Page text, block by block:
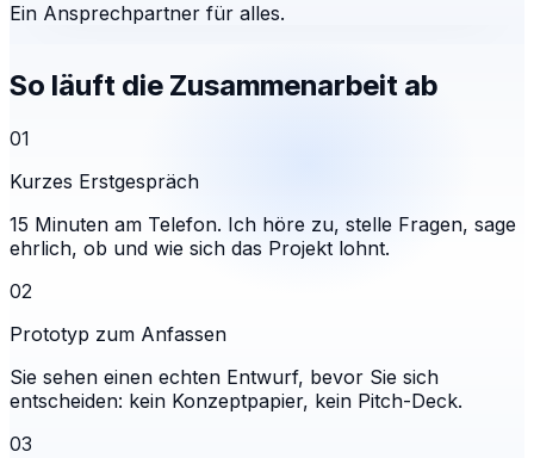
Ein Ansprechpartner für alles.
So läuft die Zusammenarbeit ab
01
Kurzes Erstgespräch
15 Minuten am Telefon. Ich höre zu, stelle Fragen, sage
ehrlich, ob und wie sich das Projekt lohnt.
02
Prototyp zum Anfassen
Sie sehen einen echten Entwurf, bevor Sie sich
entscheiden: kein Konzeptpapier, kein Pitch-Deck.
03